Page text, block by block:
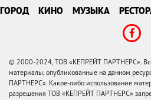
ГОРОД КИНО МУЗЫКА
© 2000-2024, ТОВ «КЕПРЕЙТ ПАРТНЕРС».
материалы, опубликованные на данном
ПАРТНЕРС». Какое-либо использование
разрешения ТОВ «КЕПРЕЙТ ПАРТНЕРС»